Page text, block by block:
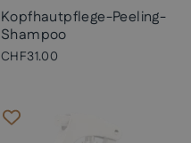
Kopfhautpflege-Peeling-
Shampoo
CHF31.00